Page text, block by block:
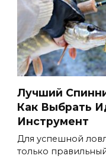
Лучший
Как Выбрать
Инструмент
Для успешной
только